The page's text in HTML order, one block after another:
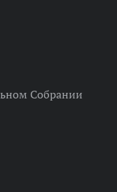
Собрании